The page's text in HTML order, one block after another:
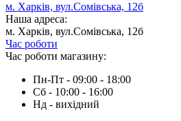
м. Харків, вул.Сомівська, 12б
Наша адреса:
м. Харків, вул.Сомівська, 12б
Час роботи
Час роботи магазину:
Пн-Пт - 09:00 - 18:00
Сб - 10:00 - 16:00
Нд - вихiдний